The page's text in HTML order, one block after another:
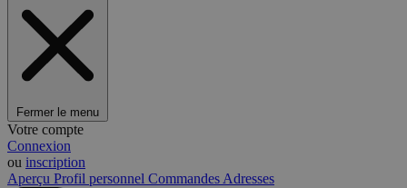
Fermer le menu
Votre compte
Connexion
ou inscription
Aperçu Profil personnel Commandes Adresses